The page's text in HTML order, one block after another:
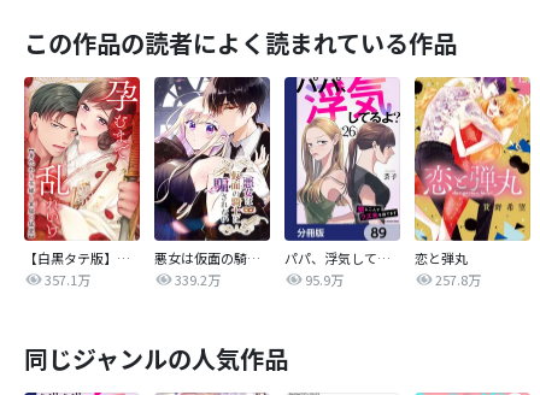
この作品の読者によく読まれている作品
【白黒タテ版】孕むまで乱れいけ～身代わり花嫁と軍服の猛愛
357.1万
悪女は仮面の騎士に騙されない
339.2万
パパ、浮気してるよ？娘と二人でクズ夫を捨てます【分冊版】
95.9万
恋と弾丸
257.8万
同じジャンルの人気作品